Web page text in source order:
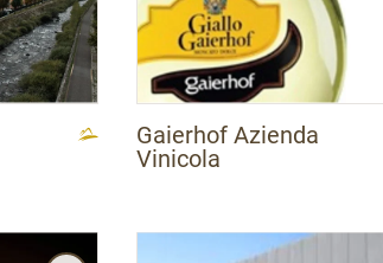
Gaierhof Azienda
Vinicola